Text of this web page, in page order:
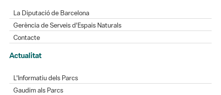
La Diputació de Barcelona
Gerència de Serveis d'Espais Naturals
Contacte
Actualitat
L'Informatiu dels Parcs
Gaudim als Parcs